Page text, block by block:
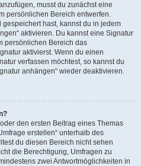
musst du zunächst eine
persönlichen Bereich entwerfen.
hast, kannst du in jedem
aktivieren. Du kannst eine Signatur
persönlichen Bereich das
aktivierst. Wenn du einen
verfassen möchtest, so kannst du
anhängen“ wieder deaktivieren.
den ersten Beitrag eines Themas
erstellen“ unterhalb des
du diesen Bereich nicht sehen
die Berechtigung, Umfragen zu
zwei Antwortmöglichkeiten in